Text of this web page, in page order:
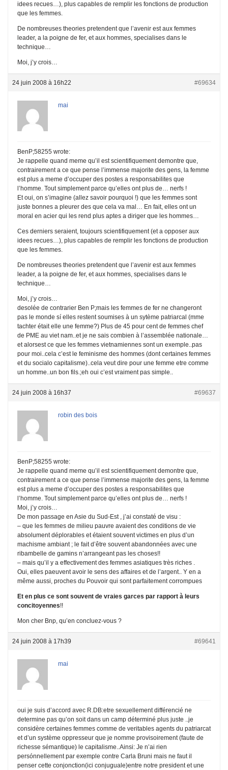
idees recues…), plus capables de remplir les fonctions de production
que les femmes.
De nombreuses theories pretendent que l’avenir est aux femmes
leader, a la poigne de fer, et aux hommes, specialises dans le
technique…
Moi, j’y crois…
24 juin 2008 à 16h22 #69634
mai
BenP;58255 wrote:
Je rappelle quand meme qu’il est scientifiquement demontre que,
contrairement a ce que pense l’immense majorite des gens, la femme
est plus a meme d’occuper des postes a responsabilites que
l’homme. Tout simplement parce qu’elles ont plus de… nerfs !
Et oui, on s’imagine (allez savoir pourquoi !) que les femmes sont
juste bonnes a pleurer des que cela va mal… En fait, elles ont un
moral en acier qui les rend plus aptes a diriger que les hommes…
Ces derniers seraient, toujours scientifiquement (et a opposer aux
idees recues…), plus capables de remplir les fonctions de production
que les femmes.
De nombreuses theories pretendent que l’avenir est aux femmes
leader, a la poigne de fer, et aux hommes, specialises dans le
technique…
Moi, j’y crois…
desolée de contrarier Ben P;mais les femmes de fer ne changeront
pas le monde sí elles restent soumises à un sytème patriarcal (mme
tachter était elle une femme?) Plus de 45 pour cent de femmes chef
de PME au viet nam..et je ne sais combien à l’assemblée nationale…
et alorsest ce que les femmes vietnamiennes sont un exemple..pas
pour moi..cela c’est le feminisme des hommes (dont certaines femmes
et du socialo capitalisme)..cela veut dire pour une femme etre comme
un homme..un bon fils.;eh oui c’est vraiment pas simple..
24 juin 2008 à 16h37 #69637
robin des bois
BenP;58255 wrote:
Je rappelle quand meme qu’il est scientifiquement demontre que,
contrairement a ce que pense l’immense majorite des gens, la femme
est plus a meme d’occuper des postes a responsabilites que
l’homme. Tout simplement parce qu’elles ont plus de… nerfs !
Moi, j’y crois…
De mon passage en Asie du Sud-Est , j’ai constaté de visu :
– que les femmes de milieu pauvre avaient des conditions de vie
absolument déplorables et étaient souvent victimes en plus d’un
machisme ambiant ; le fait d’être souvent abandonnées avec une
ribambelle de gamins n’arrangeant pas les choses!!
– mais qu’il y a effectivement des femmes asiatiques très riches .
Oui, elles paeuvent avoir le sens des affaires et de l’argent.. Y en a
même aussi, proches du Pouvoir qui sont parfaitement corrompues
Et en plus ce sont souvent de vraies garces par rapport à leurs
concitoyennes!!
Mon cher Bnp, qu’en concluez-vous ?
24 juin 2008 à 17h39 #69641
mai
oui je suis d’accord avec R.DB:etre sexuellement différencié ne
determine pas qu’on soit dans un camp déterminé plus juste ..je
considère certaines femmes comme de veritables agents du patriarcat
et d’un système oppresseur que je nomme provisoirement (faute de
richesse sémantique) le capitalisme..Ainsi: Je n’ai rien
persónnellement par exemple contre Carla Bruni mais ne faut il
penser cette conjonction(ici conjuguale)entre notre president et une